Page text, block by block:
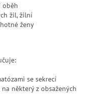
oběh
žil, žilní
ženy
se sekrecí
některý z obsažených